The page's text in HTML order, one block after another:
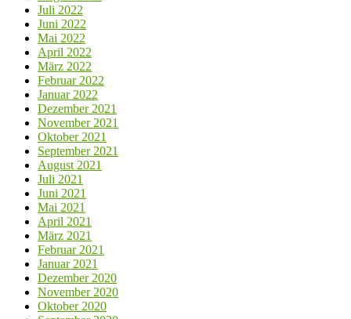
Juli 2022
Juni 2022
Mai 2022
April 2022
März 2022
Februar 2022
Januar 2022
Dezember 2021
November 2021
Oktober 2021
September 2021
August 2021
Juli 2021
Juni 2021
Mai 2021
April 2021
März 2021
Februar 2021
Januar 2021
Dezember 2020
November 2020
Oktober 2020